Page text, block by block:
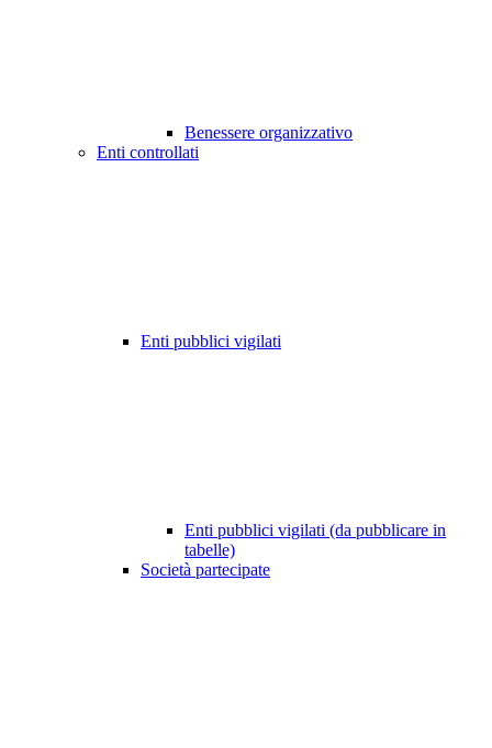
Benessere organizzativo
Enti controllati
Enti pubblici vigilati
Enti pubblici vigilati (da pubblicare in
tabelle)
Società partecipate